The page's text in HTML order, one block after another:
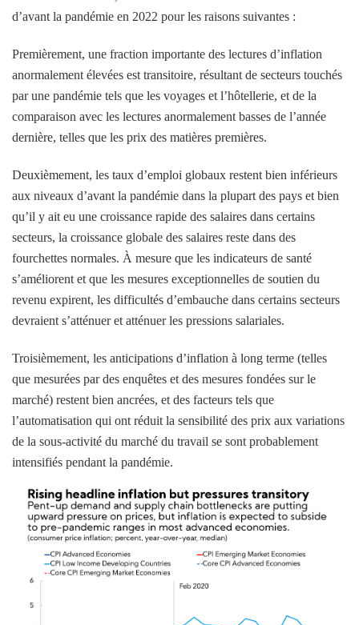
d’avant la pandémie en 2022 pour les raisons suivantes :
Premièrement, une fraction importante des lectures d’inflation
anormalement élevées est transitoire, résultant de secteurs touchés
par une pandémie tels que les voyages et l’hôtellerie, et de la
comparaison avec les lectures anormalement basses de l’année
dernière, telles que les prix des matières premières.
Deuxièmement, les taux d’emploi globaux restent bien inférieurs
aux niveaux d’avant la pandémie dans la plupart des pays et bien
qu’il y ait eu une croissance rapide des salaires dans certains
secteurs, la croissance globale des salaires reste dans des
fourchettes normales. À mesure que les indicateurs de santé
s’améliorent et que les mesures exceptionnelles de soutien du
revenu expirent, les difficultés d’embauche dans certains secteurs
devraient s’atténuer et atténuer les pressions salariales.
Troisièmement, les anticipations d’inflation à long terme (telles
que mesurées par des enquêtes et des mesures fondées sur le
marché) restent bien ancrées, et des facteurs tels que
l’automatisation qui ont réduit la sensibilité des prix aux variations
de la sous-activité du marché du travail se sont probablement
intensifiés pendant la pandémie.